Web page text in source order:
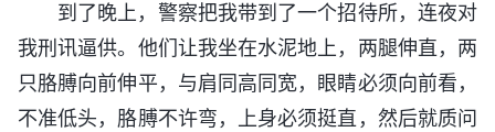
到了晚上，警察把我带到了一个招待所，连夜对
我刑讯逼供。他们让我坐在水泥地上，两腿伸直，两
只胳膊向前伸平，与肩同高同宽，眼睛必须向前看，
不准低头，胳膊不许弯，上身必须挺直，然后就质问